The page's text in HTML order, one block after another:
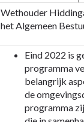
Wethouder
het Algemeen
Eind 2022 is
programma
belangrijk
de
programma